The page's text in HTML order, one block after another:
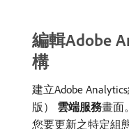
編輯Adobe
構
建立Adobe
版） 雲端服務畫面
您要更新之特定組